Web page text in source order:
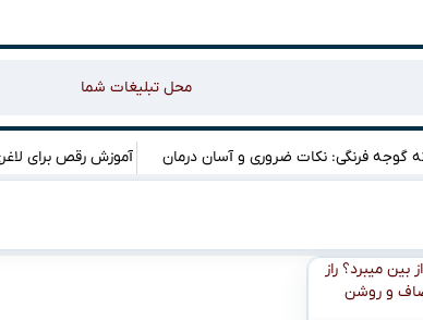
محل تبلیغات شما
فرنگی: نکات ضروری و آسان درمان آموزش رقص برای